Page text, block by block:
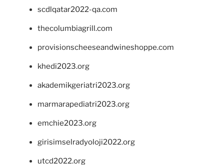
scdlqatar2022-qa.com
thecolumbiagrill.com
provisionscheeseandwineshoppe.com
khedi2023.org
akademikgeriatri2023.org
marmarapediatri2023.org
emchie2023.org
girisimselradyoloji2022.org
utcd2022.org